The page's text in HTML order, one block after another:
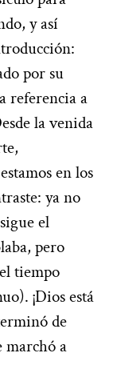
y así
por su
referencia a
la venida
en los
ya no
el
pero
tiempo
¡Dios está
de
marchó a